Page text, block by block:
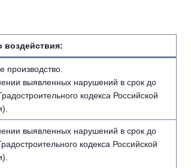
воздействия:
производство.
выявленных нарушений в срок до
кодекса Российской
выявленных нарушений в срок до
кодекса Российской